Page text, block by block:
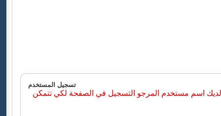
تسجيل المستخدم
اسم مستخدم المرجو التسجيل في الصفحة لكي تتمكن